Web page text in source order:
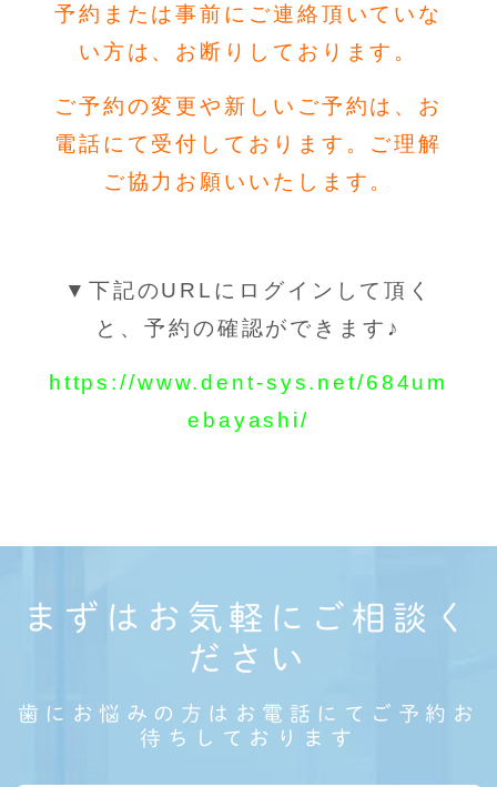
予約または事前にご連絡頂いていな
い方は、お断りしております。
ご予約の変更や新しいご予約は、お
電話にて受付しております。ご理解
ご協力お願いいたします。
▼下記のURLにログインして頂く
と、予約の確認ができます♪
https://www.dent-sys.net/684um
ebayashi/
まずはお気軽にご相談く
ださい
歯にお悩みの方はお電話にてご予約お
待ちしております